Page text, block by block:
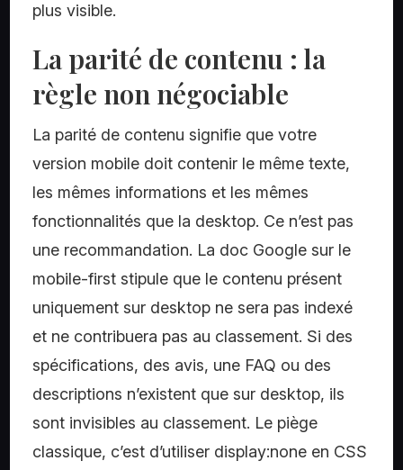
plus visible.
La parité de contenu : la
règle non négociable
La parité de contenu signifie que votre
version mobile doit contenir le même texte,
les mêmes informations et les mêmes
fonctionnalités que la desktop. Ce n’est pas
une recommandation. La doc Google sur le
mobile-first stipule que le contenu présent
uniquement sur desktop ne sera pas indexé
et ne contribuera pas au classement. Si des
spécifications, des avis, une FAQ ou des
descriptions n’existent que sur desktop, ils
sont invisibles au classement. Le piège
classique, c’est d’utiliser display:none en CSS